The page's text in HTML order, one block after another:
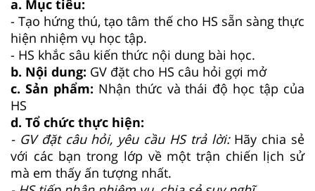
a. Mục tiêu:
- Tạo hứng thú, tạo tâm thế cho HS sẵn sàng thực
hiện nhiệm vụ học tập.
- HS khắc sâu kiến thức nội dung bài học.
b. Nội dung: GV đặt cho HS câu hỏi gợi mở
c. Sản phẩm: Nhận thức và thái độ học tập của
HS
d. Tổ chức thực hiện:
- GV đặt câu hỏi, yêu cầu HS trả lời: Hãy chia sẻ
với các bạn trong lớp về một trận chiến lịch sử
mà em thấy ấn tượng nhất.